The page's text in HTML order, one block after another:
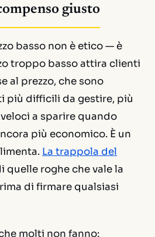
giusto
basso non è etico — è
troppo basso attira clienti
al prezzo, che sono
più difficili da gestire, più
a sparire quando
più economico. È un
La trappola del
quelle roghe che vale la
di firmare qualsiasi
molti non fanno: